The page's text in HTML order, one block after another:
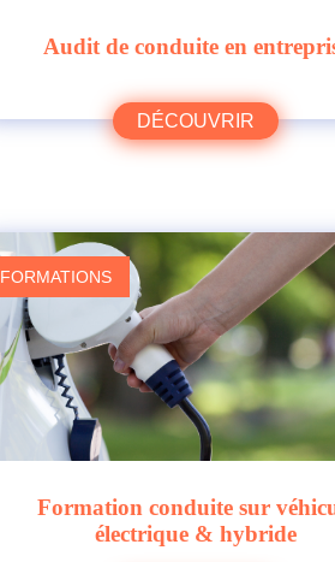
Audit de conduite en
DÉCOUVRIR
FORMATIONS
Formation conduite sur
électrique & hybride